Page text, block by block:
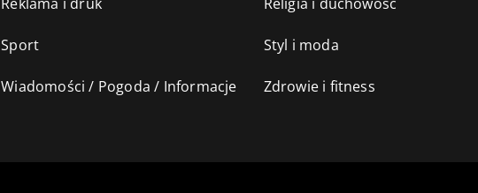
Sport Styl i moda
Wiadomości / Pogoda / Informacje Zdrowie i fitness